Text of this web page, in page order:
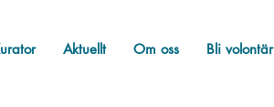
Aktuellt Om oss Bli volontär